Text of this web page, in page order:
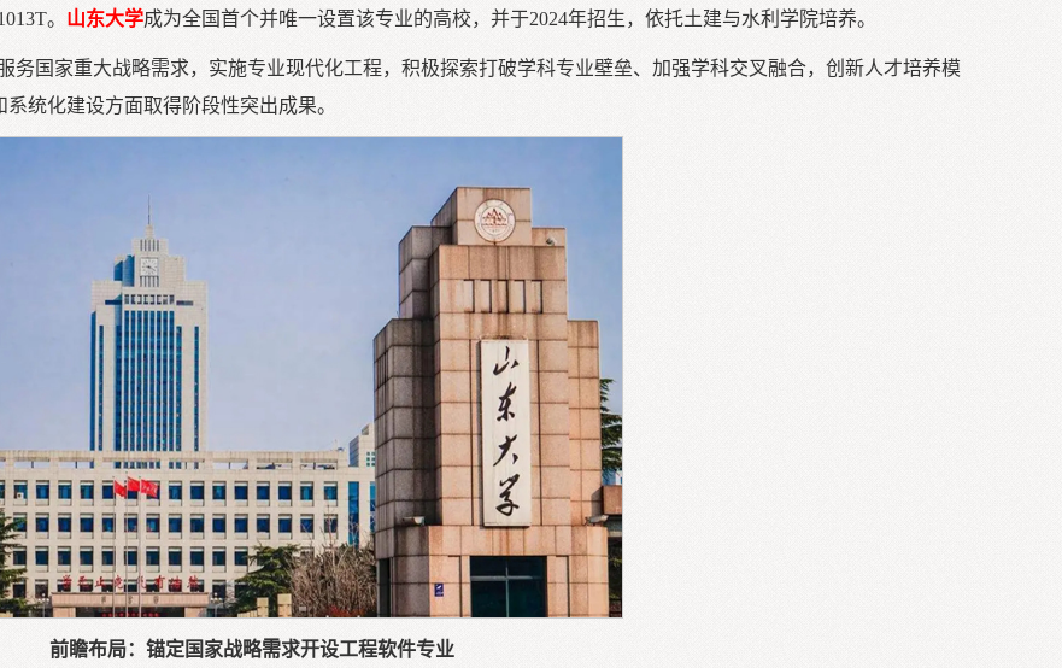
。 山东大学成为全国首个并唯一设置该专业的高校，并于2024年招生，依托土建与水利学院培养。
务国家重大战略需求，实施专业现代化工程，积极探索打破学科专业壁垒、加强学科交叉融合，创新人才培养模
统化建设方面取得阶段性突出成果。
前瞻布局：锚定国家战略需求开设工程软件专业